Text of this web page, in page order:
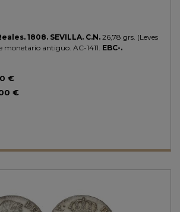
1808. SEVILLA. C.N. 26,78 grs. (Leves
monetario antiguo. AC-1411. EBC-.
€
€